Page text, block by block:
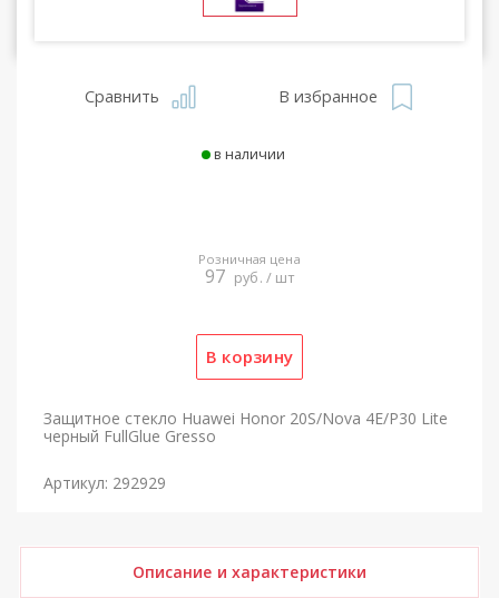
Сравнить В избранное
в наличии
Розничная цена
97 руб. / шт
Защитное стекло Huawei Honor 20S/Nova 4E/P30 Lite
черный FullGlue Gresso
Артикул: 292929
Описание и характеристики